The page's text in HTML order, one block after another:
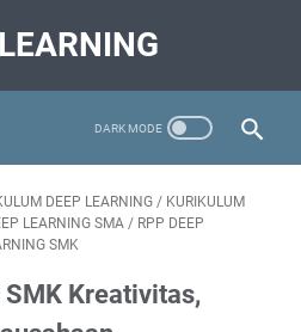
DEEP LEARNING / KURIKULUM
LEARNING SMA / RPP DEEP
SMK
SMK Kreativitas,